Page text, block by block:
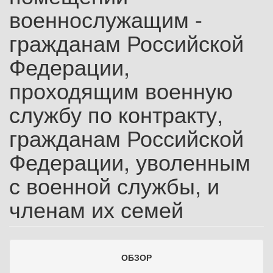
военнослужащим -
гражданам Российской
Федерации,
проходящим военную
службу по контракту,
гражданам Российской
Федерации, уволенным
с военной службы, и
членам их семей
ОБЗОР